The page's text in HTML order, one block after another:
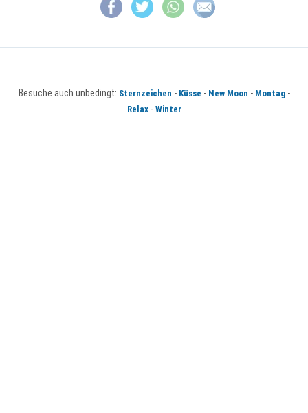
Besuche auch unbedingt: Sternzeichen - Küsse - New Moon - Montag-
Relax- Winter